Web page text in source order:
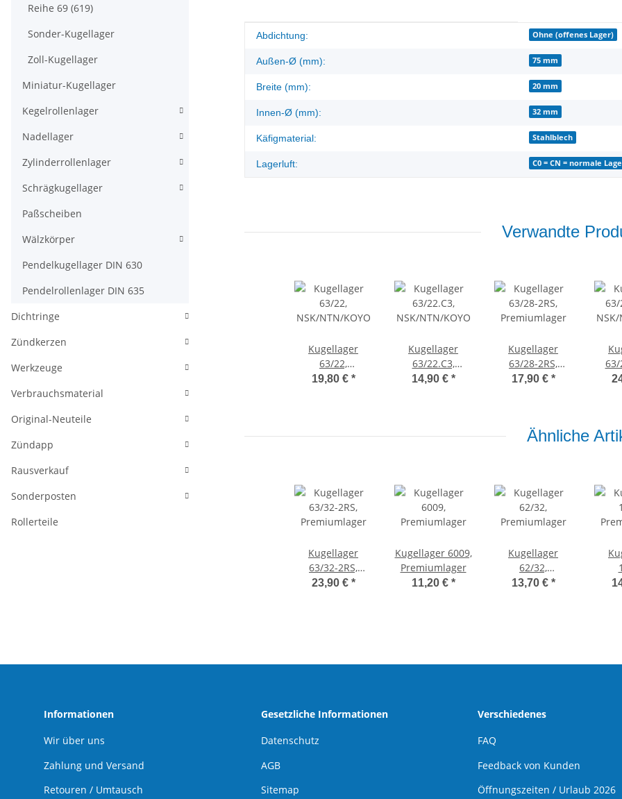
Produkteigenschaft
Wert
Abdichtung: Ohne (offenes Lager)
Außen-Ø (mm): 75 mm
Breite (mm): 20 mm
Innen-Ø (mm): 32 mm
Käfigmaterial: Stahlblech
Lagerluft: C0 = CN = normale
Verwandte
Kugellager
63/22,
NSK/NTN/KOYO
19,80 € *
Kugellager
63/22.C3,
NSK/NTN/KOYO
14,90 € *
Kugellager
63/28-2RS,
Premiumlager
17,90 € *
63/
Ähnliche
Kugellager
63/32-2RS,
Premiumlager
23,90 € *
Kugellager 6009,
Premiumlager
11,20 € *
Kugellager
62/32,
Premiumlager
13,70 € *
Reihe 69 (619)
Sonder-Kugellager
Zoll-Kugellager
Miniatur-Kugellager
Kegelrollenlager
Nadellager
Zylinderrollenlager
Schrägkugellager
Paßscheiben
Wälzkörper
Pendelkugellager DIN 630
Pendelrollenlager DIN 635
Dichtringe
Zündkerzen
Werkzeuge
Verbrauchsmaterial
Original-Neuteile
Zündapp
Rausverkauf
Sonderposten
Rollerteile
Informationen
Wir über uns
Zahlung und Versand
Retouren / Umtausch
Gesetzliche Informationen
Datenschutz
AGB
Sitemap
Verschiedenes
FAQ
Feedback von Kunden
Öffnungszeiten / Urlaub 2026